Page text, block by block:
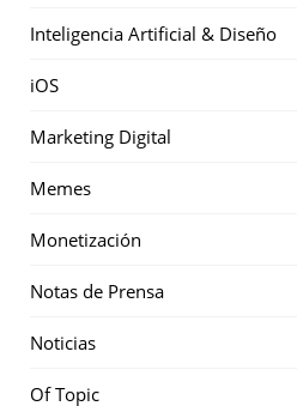
Inteligencia Artificial & Diseño
iOS
Marketing Digital
Memes
Monetización
Notas de Prensa
Noticias
Of Topic